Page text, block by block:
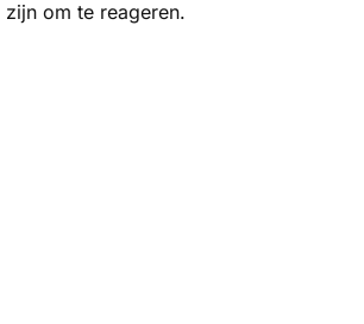
zijn om te reageren.